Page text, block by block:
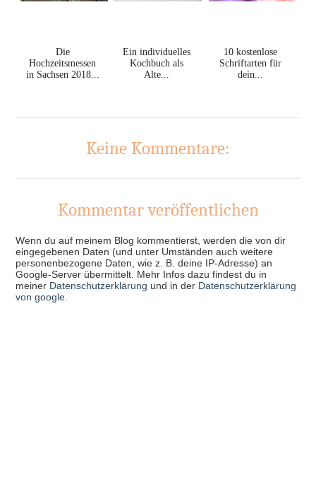
Die
Hochzeitsmessen
in Sachsen 2018...
Ein individuelles
Kochbuch als
Alte...
10 kostenlose
Schriftarten für
dein...
Keine Kommentare:
Kommentar veröffentlichen
Wenn du auf meinem Blog kommentierst, werden die von dir
eingegebenen Daten (und unter Umständen auch weitere
personenbezogene Daten, wie z. B. deine IP-Adresse) an
Google-Server übermittelt. Mehr Infos dazu findest du in
meiner Datenschutzerklärung und in der Datenschutzerklärung
von google